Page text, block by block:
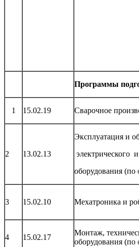
Программы
1 15.02.19 Сварочное
2 13.02.13
Эксплуатация и
электрического
оборудования (по
3 15.02.10 Мехатроника и
4 15.02.17
Монтаж,
оборудования (по